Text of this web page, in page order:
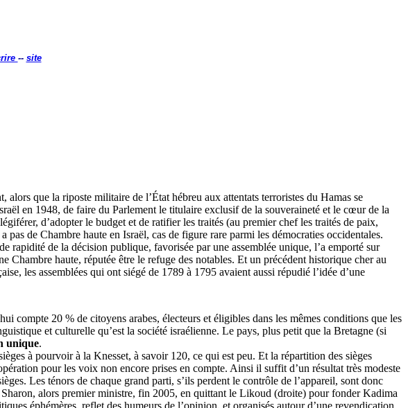
-- site
que la riposte militaire de l’État hébreu aux attentats terroristes du Hamas se
en 1948, de faire du Parlement le titulaire exclusif de la souveraineté et le cœur de la
d’adopter le budget et de ratifier les traités (au premier chef les traités de paix,
pas de Chambre haute en Israël, cas de figure rare parmi les démocraties occidentales.
rapidité de la décision publique, favorisée par une assemblée unique, l’a emporté sur
Chambre haute, réputée être le refuge des notables. Et un précédent historique cher au
les assemblées qui ont siégé de 1789 à 1795 avaient aussi répudié l’idée d’une
compte 20 % de citoyens arabes, électeurs et éligibles dans les mêmes conditions que les
et culturelle qu’est la société israélienne. Le pays, plus petit que la Bretagne (si
unique.
à pourvoir à la Knesset, à savoir 120, ce qui est peu. Et la répartition des sièges
pour les voix non encore prises en compte. Ainsi il suffit d’un résultat très modeste
Les ténors de chaque grand parti, s’ils perdent le contrôle de l’appareil, sont donc
alors premier ministre, fin 2005, en quittant le Likoud (droite) pour fonderKadima
éphémères, reflet des humeurs de l’opinion, et organisés autour d’une revendication